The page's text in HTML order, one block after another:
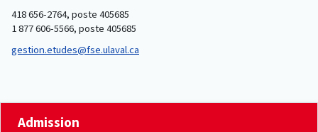
418 656-2764, poste 405685
1 877 606-5566, poste 405685
gestion.etudes@fse.ulaval.ca
Admission